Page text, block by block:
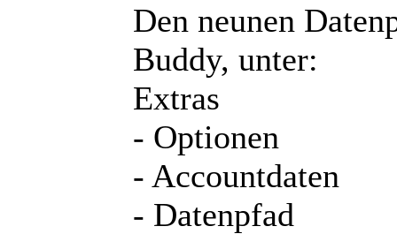
Den neunen
Buddy, unter:
Extras
- Optionen
- Accountdaten
- Datenpfad